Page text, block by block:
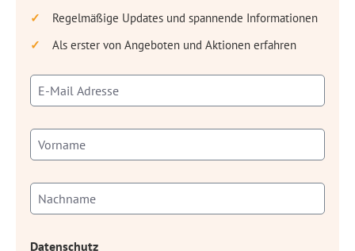
Regelmäßige Updates und spannende Informationen
Als erster von Angeboten und Aktionen erfahren
Datenschutz